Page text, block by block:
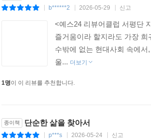
b******2 2026-05-29 신고
<예스24 리뷰어클럽 서평단
즐거움이라 할지라도 가장
수밖에 없는 현대사회 속에
울... 더보기
1명이 이 리뷰를 추천합니다.
종이책 단순한 삶을 찾아서
p***s 2026-05-24 신고